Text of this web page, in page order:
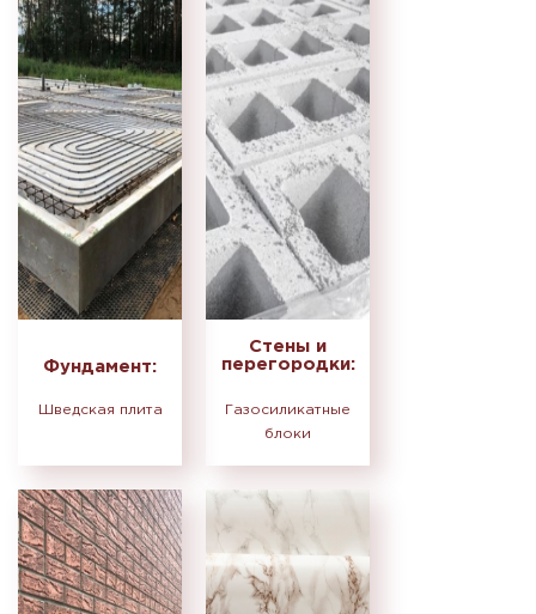
Фундамент:
Шведская плита
Стены и
перегородки:
Газосиликатные
блоки